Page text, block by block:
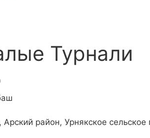
Турнали
район, Урнякское сельское